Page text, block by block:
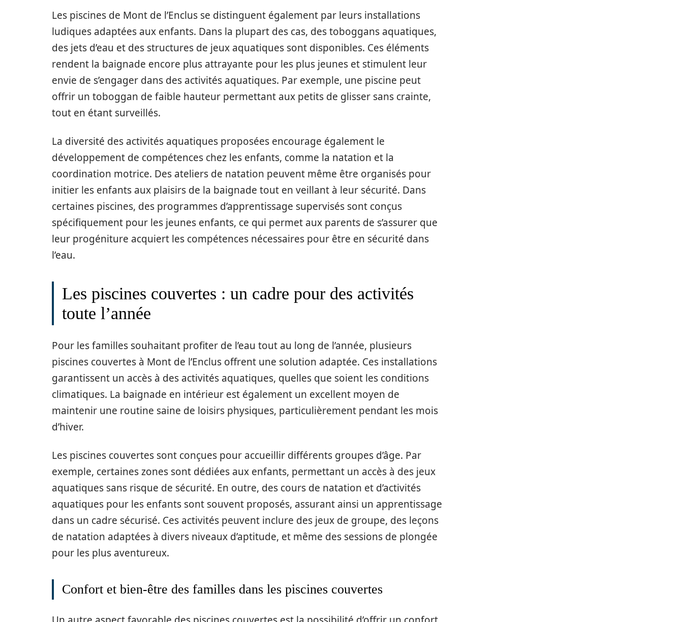
Les piscines de Mont de l’Enclus se distinguent également par leurs installations
ludiques adaptées aux enfants. Dans la plupart des cas, des toboggans aquatiques,
des jets d’eau et des structures de jeux aquatiques sont disponibles. Ces éléments
rendent la baignade encore plus attrayante pour les plus jeunes et stimulent leur
envie de s’engager dans des activités aquatiques. Par exemple, une piscine peut
offrir un toboggan de faible hauteur permettant aux petits de glisser sans crainte,
tout en étant surveillés.
La diversité des activités aquatiques proposées encourage également le
développement de compétences chez les enfants, comme la natation et la
coordination motrice. Des ateliers de natation peuvent même être organisés pour
initier les enfants aux plaisirs de la baignade tout en veillant à leur sécurité. Dans
certaines piscines, des programmes d’apprentissage supervisés sont conçus
spécifiquement pour les jeunes enfants, ce qui permet aux parents de s’assurer que
leur progéniture acquiert les compétences nécessaires pour être en sécurité dans
l’eau.
Les piscines couvertes : un cadre pour des activités
toute l’année
Pour les familles souhaitant profiter de l’eau tout au long de l’année, plusieurs
piscines couvertes à Mont de l’Enclus offrent une solution adaptée. Ces installations
garantissent un accès à des activités aquatiques, quelles que soient les conditions
climatiques. La baignade en intérieur est également un excellent moyen de
maintenir une routine saine de loisirs physiques, particulièrement pendant les mois
d’hiver.
Les piscines couvertes sont conçues pour accueillir différents groupes d’âge. Par
exemple, certaines zones sont dédiées aux enfants, permettant un accès à des jeux
aquatiques sans risque de sécurité. En outre, des cours de natation et d’activités
aquatiques pour les enfants sont souvent proposés, assurant ainsi un apprentissage
dans un cadre sécurisé. Ces activités peuvent inclure des jeux de groupe, des leçons
de natation adaptées à divers niveaux d’aptitude, et même des sessions de plongée
pour les plus aventureux.
Confort et bien-être des familles dans les piscines couvertes